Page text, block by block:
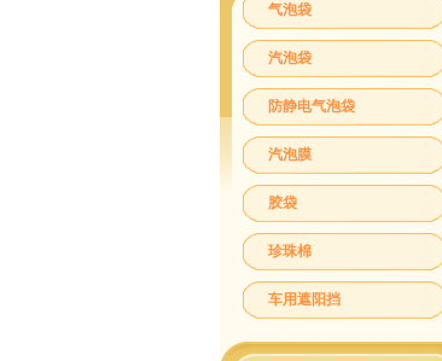
气泡袋
汽泡袋
防静电气泡袋
汽泡膜
胶袋
珍珠棉
车用遮阳挡